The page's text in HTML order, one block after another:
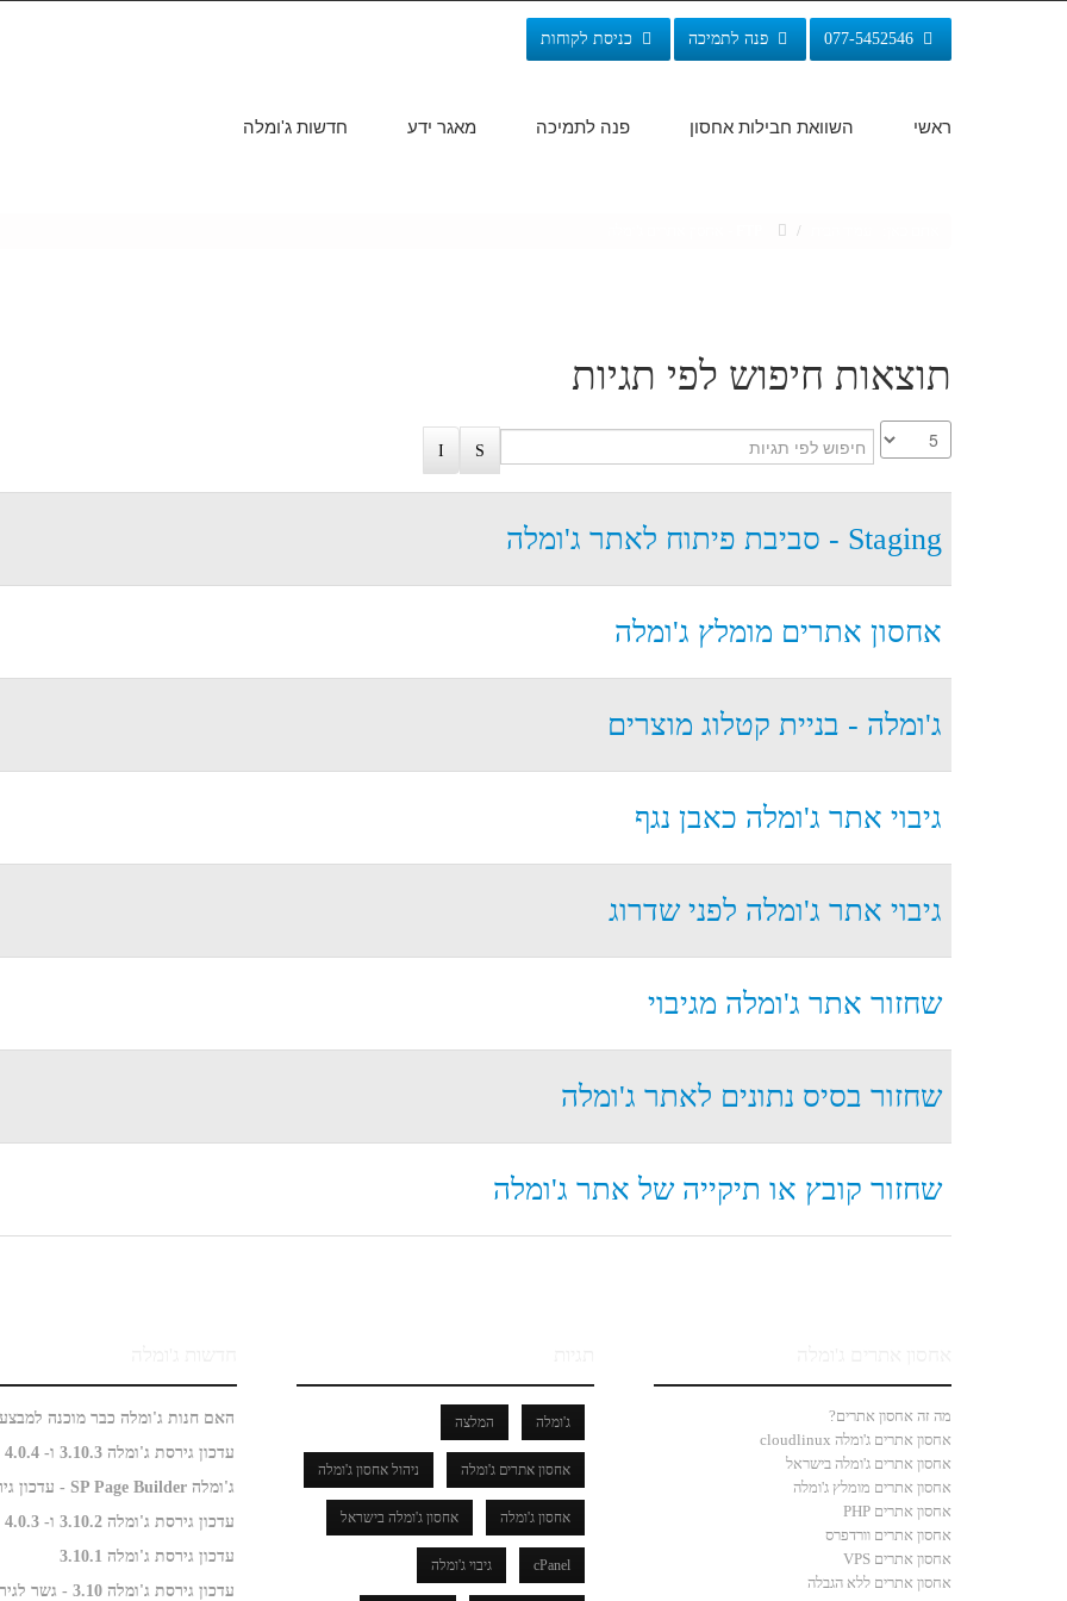
פנה לתמיכה כניסת לקוחות
ראשי השוואת חבילות אחסון פנה לתמיכה מאגר ידע חדשות ג'ומלה
/
תוצאות חיפוש לפי תגיות
Staging - סביבת פיתוח לאתר ג'ומלה
אחסון אתרים מומלץ ג'ומלה
ג'ומלה - בניית קטלוג מוצרים
גיבוי אתר ג'ומלה כאבן נגף
גיבוי אתר ג'ומלה לפני שדרוג
שחזור אתר ג'ומלה מגיבוי
שחזור בסיס נתונים לאתר ג'ומלה
שחזור קובץ או תיקייה של אתר ג'ומלה
עדכון גירסת ג'ומלה 3.10.3 ו- 4.0.4
ג'ומלה SP Page Builder - עדכון גירסה
עדכון גירסת ג'ומלה 3.10.2 ו- 4.0.3
עדכון גירסת ג'ומלה 3.10.1
עדכון גירסת ג'ומלה 3.10 - גשר לגירסה 4.0
ג'ומלה המלצה
אחסון אתרים ג'ומלה ניהול אחסון ג'ומלה
אחסון ג'ומלה אחסון ג'ומלה בישראל
cPanel גיבוי ג'ומלה
מה זה אחסון אתרים?
אחסון אתרים ג'ומלה cloudlinux
אחסון אתרים ג'ומלה בישראל
אחסון אתרים מומלץ ג'ומלה
אחסון אתרים PHP
אחסון אתרים וורדפרס
אחסון אתרים VPS
אחסון אתרים ללא הגבלה